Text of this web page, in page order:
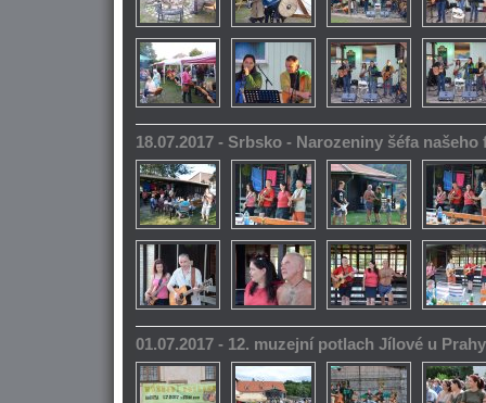
18.07.2017 - Srbsko - Narozeniny šéfa našeho
01.07.2017 - 12. muzejní potlach Jílové u Prahy